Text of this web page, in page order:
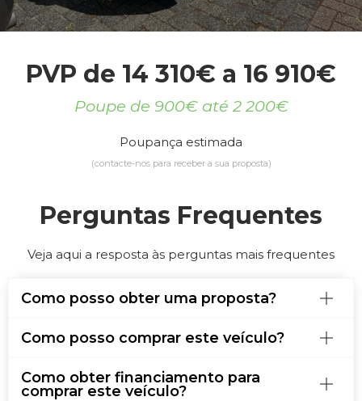
PVP de 14 310€ a 16 910€
Poupe de 900€ até 2 200€
Poupança estimada
(contacte-nos para receber a sua proposta)
Perguntas Frequentes
Veja aqui a resposta às perguntas mais frequentes
Como posso obter uma proposta?
Como posso comprar este veículo?
Como obter financiamento para
comprar este veículo?